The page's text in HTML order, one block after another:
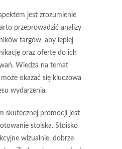
jest zrozumienie
przeprowadzić analizy
targów, aby lepiej
oraz ofertę do ich
Wiedza na temat
okazać się kluczowa
wydarzenia.
skutecznej promocji jest
stoiska. Stoisko
wizualnie, dobrze